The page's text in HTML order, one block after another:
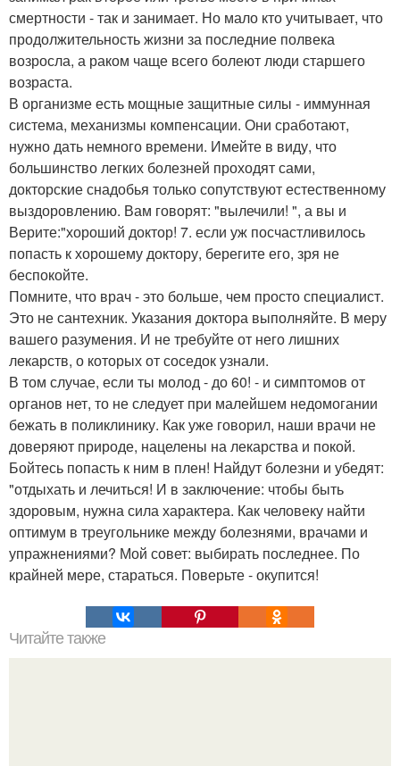
смертности - так и занимает. Но мало кто учитывает, что
продолжительность жизни за последние полвека
возросла, а раком чаще всего болеют люди старшего
возраста.
В организме есть мощные защитные силы - иммунная
система, механизмы компенсации. Они сработают,
нужно дать немного времени. Имейте в виду, что
большинство легких болезней проходят сами,
докторские снадобья только сопутствуют естественному
выздоровлению. Вам говорят: "вылечили! ", а вы и
Верите:"хороший доктор! 7. если уж посчастливилось
попасть к хорошему доктору, берегите его, зря не
беспокойте.
Помните, что врач - это больше, чем просто специалист.
Это не сантехник. Указания доктора выполняйте. В меру
вашего разумения. И не требуйте от него лишних
лекарств, о которых от соседок узнали.
В том случае, если ты молод - до 60! - и симптомов от
органов нет, то не следует при малейшем недомогании
бежать в поликлинику. Как уже говорил, наши врачи не
доверяют природе, нацелены на лекарства и покой.
Бойтесь попасть к ним в плен! Найдут болезни и убедят:
"отдыхать и лечиться! И в заключение: чтобы быть
здоровым, нужна сила характера. Как человеку найти
оптимум в треугольнике между болезнями, врачами и
упражнениями? Мой совет: выбирать последнее. По
крайней мере, стараться. Поверьте - окупится!
Читайте также